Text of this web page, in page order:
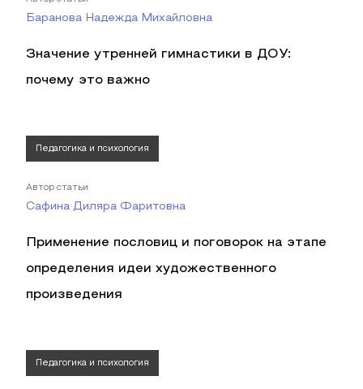
Баранова Надежда Михайловна
Значение утренней гимнастики в ДОУ:
почему это важно
Педагогика и психология
Автор статьи
Сафина Диляра Фаритовна
Применение пословиц и поговорок на этапе
определения идеи художественного
произведения
Педагогика и психология